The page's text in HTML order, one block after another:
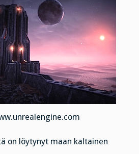
on löytynyt maan kaltainen